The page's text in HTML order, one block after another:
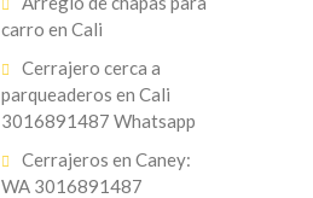
carro en Cali
Cerrajero cerca a
parqueaderos en Cali
3016891487 Whatsapp
Cerrajeros en Caney:
WA 3016891487